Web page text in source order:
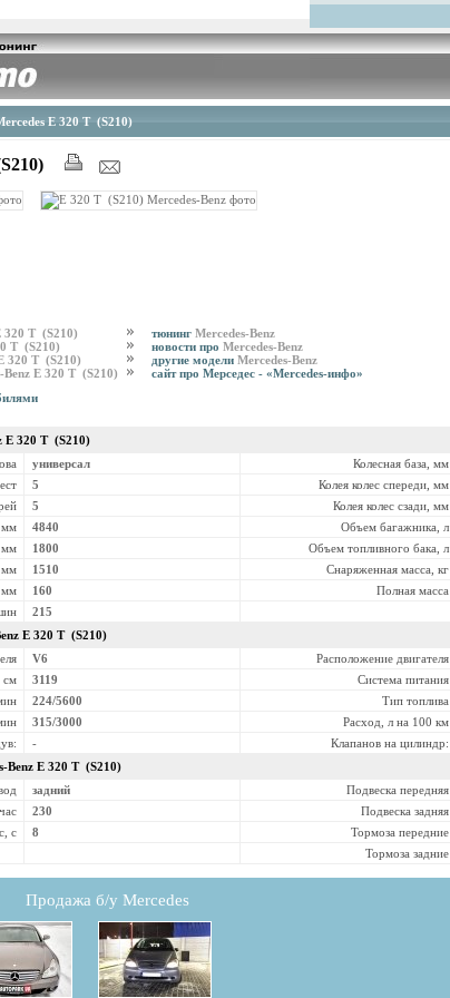
E 320 T (S210)
320 T (S210)
T (S210)
320 T (S210)
Benz E 320 T (S210)
тюнинг Mercedes-Benz
новости про Mercedes-Benz
другие модели Mercedes-Benz
сайт про Мерседес - «Mercedes-инфо»
E 320 T (S210)
универсал Колесная база, мм
5 Колея колес спереди, мм
5 Колея колес сзади, мм
мм
4840 Объем багажника, л
1800 Объем топливного бака, л
мм
1510 Снаряженная масса, кг
мм
160 Полная масса
215
E 320 T (S210)
V6 Расположение двигателя
см
3119 Система питания
224/5600 Тип топлива
315/3000 Расход, л на 100 км
- Клапанов на цилиндр:
Benz E 320 T (S210)
задний Подвеска передняя
230 Подвеска задняя
с
8 Тормоза передние
Тормоза задние
Продажа б/у Mercedes